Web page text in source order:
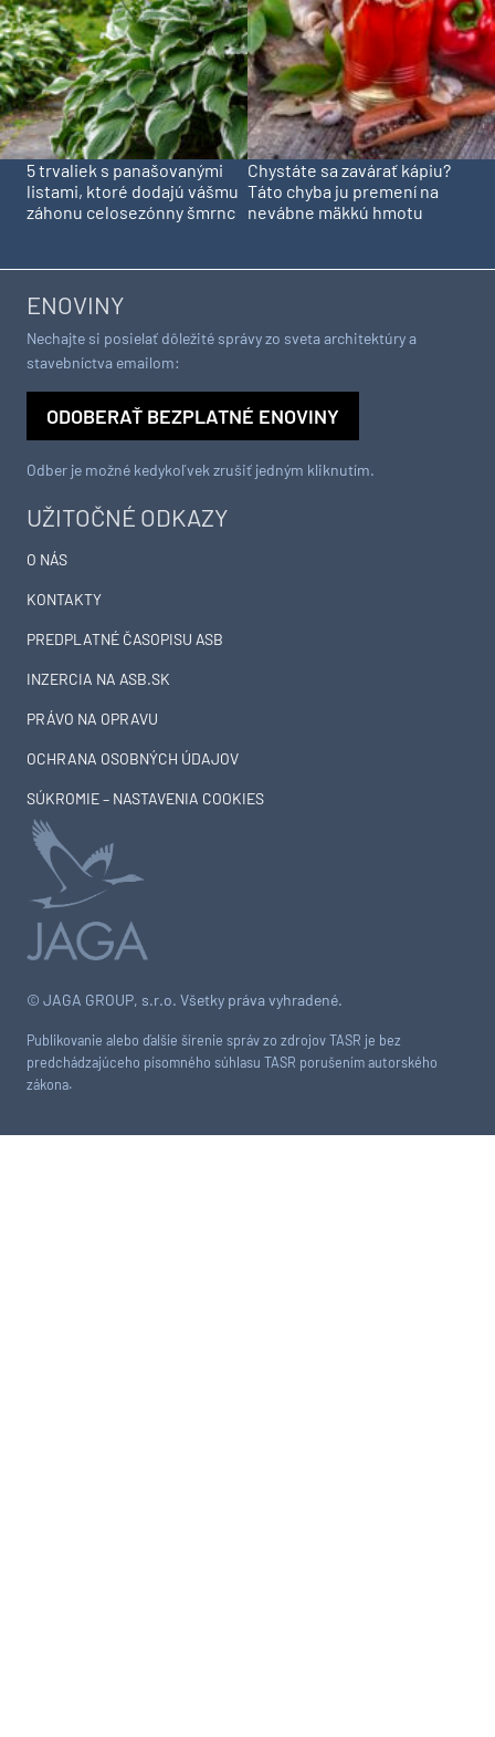
5 trvaliek s panašovanými
listami, ktoré dodajú vášmu
záhonu celosezónny šmrnc
Chystáte sa zavárať kápiu?
Táto chyba ju premení na
nevábne mäkkú hmotu
© JAGA GROUP, s.r.o. Všetky práva vyhradené.
Publikovanie alebo ďalšie šírenie správ zo zdrojov TASR je bez
predchádzajúceho písomného súhlasu TASR porušením autorského
zákona.
UŽITOČNÉ ODKAZY
O NÁS
KONTAKTY
PREDPLATNÉ ČASOPISU ASB
INZERCIA NA ASB.SK
PRÁVO NA OPRAVU
OCHRANA OSOBNÝCH ÚDAJOV
SÚKROMIE – NASTAVENIA COOKIES
ENOVINY
Nechajte si posielať dôležité správy zo sveta architektúry a
stavebníctva emailom:
ODOBERAŤ BEZPLATNÉ ENOVINY
Odber je možné kedykoľvek zrušiť jedným kliknutím.